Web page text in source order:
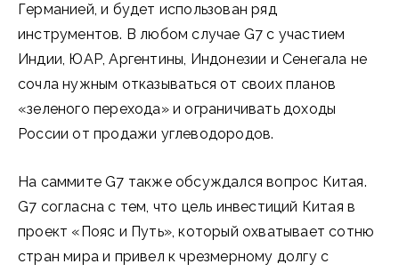
Германией, и будет использован ряд
инструментов. В любом случае G7 с участием
Индии, ЮАР, Аргентины, Индонезии и Сенегала не
сочла нужным отказываться от своих планов
«зеленого перехода» и ограничивать доходы
России от продажи углеводородов.
На саммите G7 также обсуждался вопрос Китая.
G7 согласна с тем, что цель инвестиций Китая в
проект «Пояс и Путь», который охватывает сотню
стран мира и привел к чрезмерному долгу с